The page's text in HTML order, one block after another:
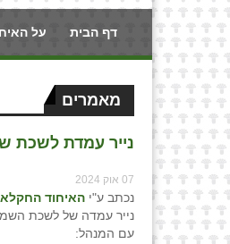
דף הבית על
מאמרים
נייר עמדת לשכת
07 אוק 2024
נכתב ע"י האיחוד
נייר עמדה של לשכת
עם המנהל: